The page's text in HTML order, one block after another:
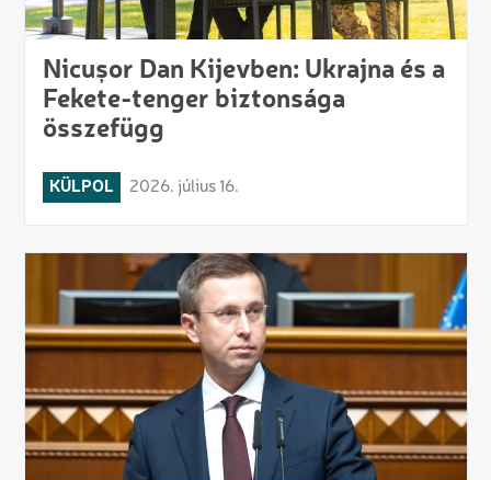
Nicușor Dan Kijevben: Ukrajna és a
Fekete-tenger biztonsága
összefügg
KÜLPOL 2026. július 16.